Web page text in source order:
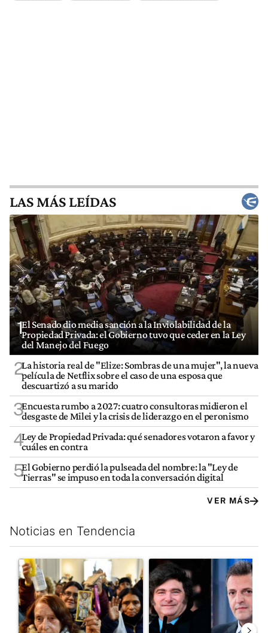
LAS MÁS LEÍDAS
1El Senado dio media sanción a la Inviolabilidad de la
Propiedad Privada: el Gobierno tuvo que ceder en la Ley
del Manejo del Fuego
2La historia real de "Elize: Sombras de una mujer", la nueva
película de Netflix sobre el caso de una esposa que
descuartizó a su marido
3Encuesta rumbo a 2027: cuatro consultoras midieron el
desgaste de Milei y la crisis de liderazgo en el peronismo
4Ley de Propiedad Privada: qué senadores votaron a favor y
cuáles en contra
5El Gobierno perdió la pulseada del nombre: la "Ley de
Tierras" se impuso en toda la conversación digital
VER MÁS
Noticias en Tendencia
Este listado muestra los artículos con más comentarios en los
Un artículo de tendencia con el título "San Cayetano 2026:
Un artículo de tendencia con